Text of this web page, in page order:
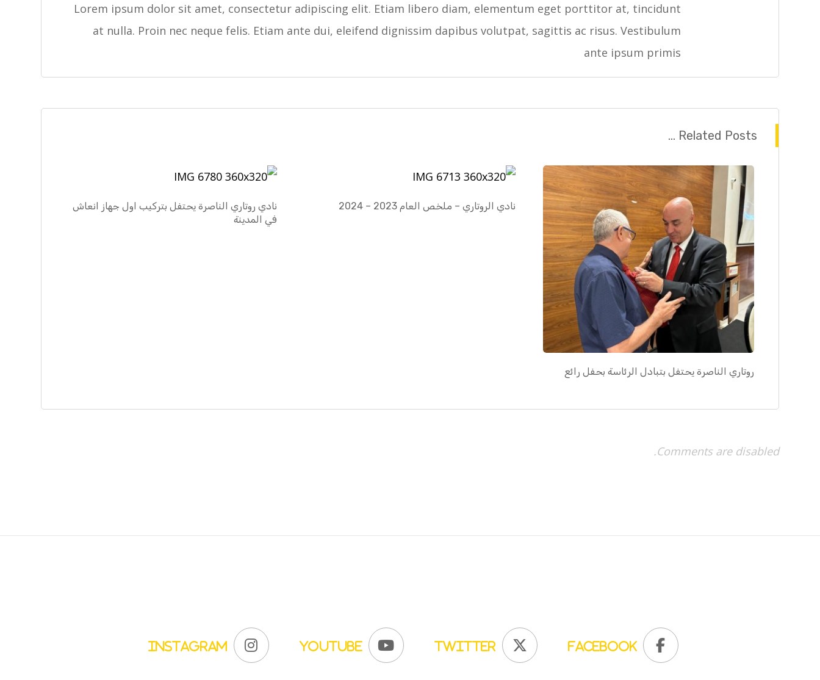
Lorem ipsum dolor sit amet, consectetur adipiscing elit. Etiam libero diam, elementum eget porttitor at, tincidunt
at nulla. Proin nec neque felis. Etiam ante dui, eleifend dignissim dapibus volutpat, sagittis ac risus. Vestibulum
ante ipsum primis
Related Posts ...
روتاري الناصرة يحتفل بتبادل الرئاسة بحفل رائع
نادي الروتاري – ملخص العام 2023 – 2024
نادي روتاري الناصرة يحتفل بتركيب اول جهاز انعاش
في المدينة
Comments are disabled.
Facebook
Twitter
YouTube
Instagram